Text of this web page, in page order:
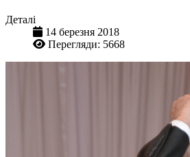
Деталі
14 березня 2018
Перегляди: 5668